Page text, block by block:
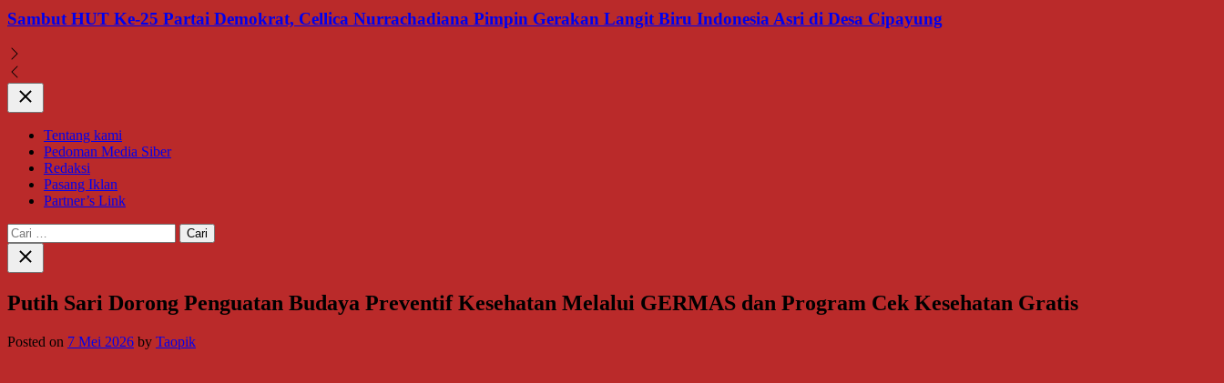
Sambut HUT Ke-25 Partai Demokrat, Cellica Nurrachadiana Pimpin Gerakan Langit Biru Indonesia Asri di Desa Cipayung
Close
Tentang kami
Pedoman Media Siber
Redaksi
Pasang Iklan
Partner’s Link
Cari
untuk:
Close
search
Putih Sari Dorong Penguatan Budaya Preventif Kesehatan Melalui GERMAS dan Program Cek Kesehatan Gratis
Posted on 7 Mei 2026 by Taopik